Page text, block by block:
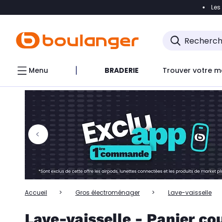
Accéder
Accéder directement au chatbot
Menu BRADERIE Trouver votre
Accueil Gros électroménager Lave-vaisselle